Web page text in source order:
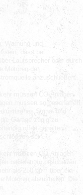
und
sein, dass bei
Lautsprecher oder durch
Motoren der
anzuschließen.
müssen CO-Anlagen
müssen so beschaffen
Signal und
Garage zügig zu
offen gehalten
sein.
müssen CO-Anlagen
müssen so beschaffen
als 250 ppm über ein
Motoren abzustellen. Die